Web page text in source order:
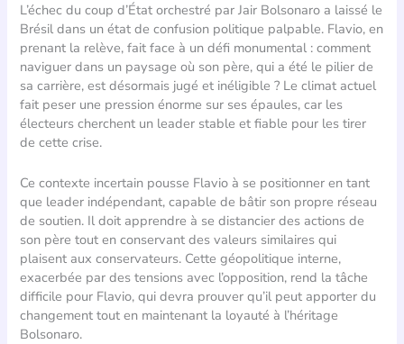
L’échec du coup d’État orchestré par Jair Bolsonaro a laissé le
Brésil dans un état de confusion politique palpable. Flavio, en
prenant la relève, fait face à un défi monumental : comment
naviguer dans un paysage où son père, qui a été le pilier de
sa carrière, est désormais jugé et inéligible ? Le climat actuel
fait peser une pression énorme sur ses épaules, car les
électeurs cherchent un leader stable et fiable pour les tirer
de cette crise.
Ce contexte incertain pousse Flavio à se positionner en tant
que leader indépendant, capable de bâtir son propre réseau
de soutien. Il doit apprendre à se distancier des actions de
son père tout en conservant des valeurs similaires qui
plaisent aux conservateurs. Cette géopolitique interne,
exacerbée par des tensions avec l’opposition, rend la tâche
difficile pour Flavio, qui devra prouver qu’il peut apporter du
changement tout en maintenant la loyauté à l’héritage
Bolsonaro.